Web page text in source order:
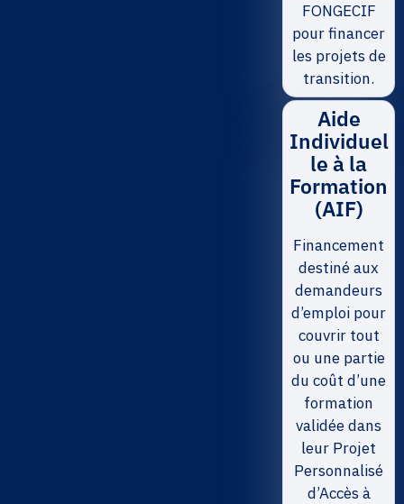
FONGECIF
pour financer
les projets de
transition.
Aide
Individuel
le à la
Formation
(AIF)
Financement
destiné aux
demandeurs
d’emploi pour
couvrir tout
ou une partie
du coût d’une
formation
validée dans
leur Projet
Personnalisé
d’Accès à